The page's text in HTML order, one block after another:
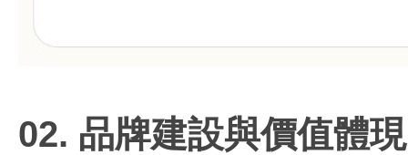
02. 品牌建設與價值體現